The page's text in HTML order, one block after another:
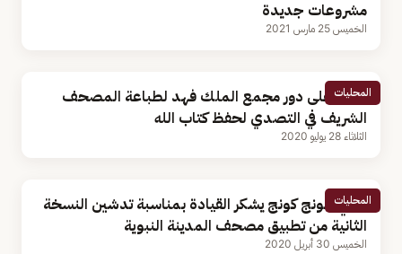
مشروعات جديدة
الخميس 25 مارس 2021
المحليات
تعرّف على دور مجمع الملك فهد لطباعة المصحف
الشريف في التصدي لحفظ كتاب الله
الثلاثاء 28 يوليو 2020
المحليات
مفتي هونج كونج يشكر القيادة بمناسبة تدشين النسخة
الثانية من تطبيق مصحف المدينة النبوية
الخميس 30 أبريل 2020